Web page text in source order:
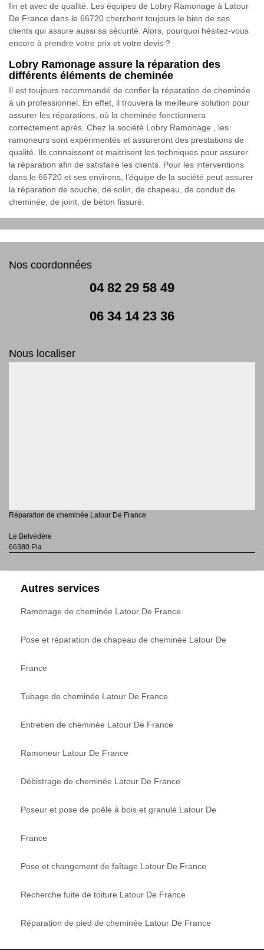
fin et avec de qualité. Les équipes de Lobry Ramonage à Latour
De France dans le 66720 cherchent toujours le bien de ses
clients qui assure aussi sa sécurité. Alors, pourquoi hésitez-vous
encore à prendre votre prix et votre devis ?
Lobry Ramonage assure la réparation des
différents éléments de cheminée
Il est toujours recommandé de confier la réparation de cheminée
à un professionnel. En effet, il trouvera la meilleure solution pour
assurer les réparations, où la cheminée fonctionnera
correctement après. Chez la société Lobry Ramonage , les
ramoneurs sont expérimentés et assureront des prestations de
qualité. Ils connaissent et maitrisent les techniques pour assurer
la réparation afin de satisfaire les clients. Pour les interventions
dans le 66720 et ses environs, l’équipe de la société peut assurer
la réparation de souche, de solin, de chapeau, de conduit de
cheminée, de joint, de béton fissuré.
Nos coordonnées
04 82 29 58 49
06 34 14 23 36
Nous localiser
Réparation de cheminée Latour De France
Le Belvédère
66380 Pia
Autres services
Ramonage de cheminée Latour De France
Pose et réparation de chapeau de cheminée Latour De
France
Tubage de cheminée Latour De France
Entretien de cheminée Latour De France
Ramoneur Latour De France
Débistrage de cheminée Latour De France
Poseur et pose de poêle à bois et granulé Latour De
France
Pose et changement de faîtage Latour De France
Recherche fuite de toiture Latour De France
Réparation de pied de cheminée Latour De France